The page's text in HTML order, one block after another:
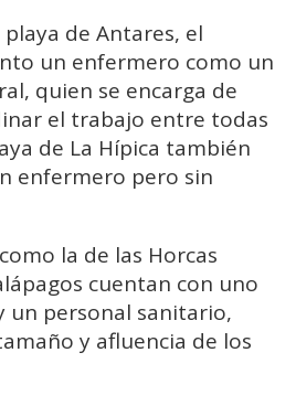
de Antares, el
un enfermero como un
quien se encarga de
el trabajo entre todas
de La Hípica también
enfermero pero sin
la de las Horcas
cuentan con uno
un personal sanitario,
y afluencia de los